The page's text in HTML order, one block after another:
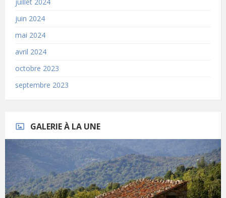
juin 2024
mai 2024
avril 2024
octobre 2023
septembre 2023
GALERIE À LA UNE